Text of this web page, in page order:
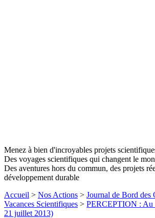
Menez à bien d'incroyables projets
Des voyages scientifiques qui changent le
Des aventures hors du commun, des projets
développement durable
Accueil > Nos Actions > Journal de Bord des
Vacances Scientifiques > PERCEPTION : Au
21 juillet 2013)